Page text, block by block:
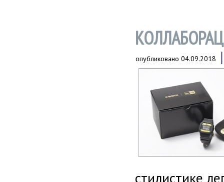
опубликовано 04.09.2018
стилистике